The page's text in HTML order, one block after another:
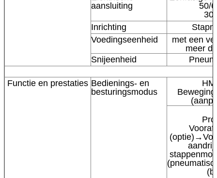
aansluiting
50/
Inrichting
Voedingseenheid
met een
meer
Snijeenheid
Functie en prestaties Bedienings- en
besturingsmodus